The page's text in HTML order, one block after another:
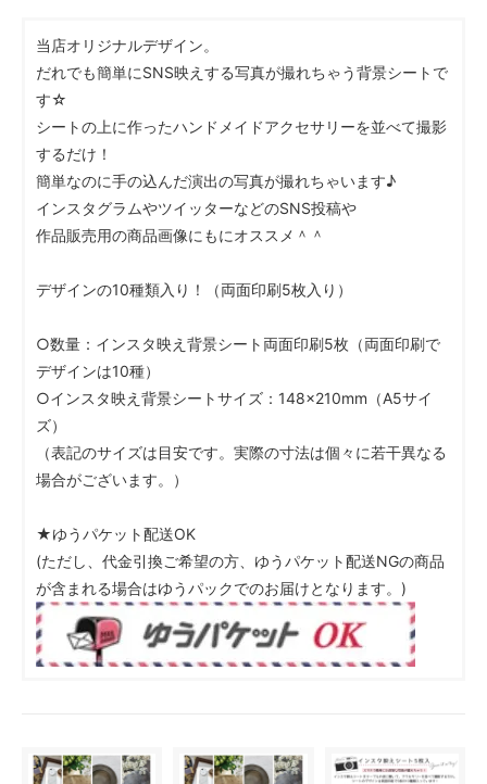
当店オリジナルデザイン。
だれでも簡単にSNS映えする写真が撮れちゃう背景シートで
す☆
シートの上に作ったハンドメイドアクセサリーを並べて撮影
するだけ！
簡単なのに手の込んだ演出の写真が撮れちゃいます♪
インスタグラムやツイッターなどのSNS投稿や
作品販売用の商品画像にもにオススメ＾＾
デザインの10種類入り！（両面印刷5枚入り）
○数量：インスタ映え背景シート両面印刷5枚（両面印刷で
デザインは10種）
○インスタ映え背景シートサイズ：148×210mm（A5サイ
ズ）
（表記のサイズは目安です。実際の寸法は個々に若干異なる
場合がございます。）
★ゆうパケット配送OK
(ただし、代金引換ご希望の方、ゆうパケット配送NGの商品
が含まれる場合はゆうパックでのお届けとなります。)